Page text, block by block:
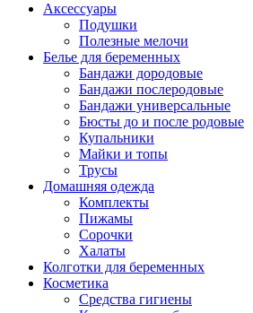
Аксессуары
Подушки
Полезные мелочи
Белье для беременных
Бандажи дородовые
Бандажи послеродовые
Бандажи универсальные
Бюсты до и после родовые
Купальники
Майки и топы
Трусы
Домашняя одежда
Комплекты
Пижамы
Сорочки
Халаты
Колготки для беременных
Косметика
Cредства гигиены